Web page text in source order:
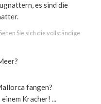
es sind die
Sie sich die vollständige
fangen?
Kracher! ...